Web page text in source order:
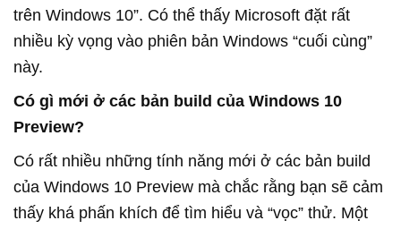
trên Windows 10”. Có thể thấy Microsoft đặt rất
nhiều kỳ vọng vào phiên bản Windows “cuối cùng”
này.
Có gì mới ở các bản build của Windows 10
Preview?
Có rất nhiều những tính năng mới ở các bản build
của Windows 10 Preview mà chắc rằng bạn sẽ cảm
thấy khá phấn khích để tìm hiểu và “vọc” thử. Một